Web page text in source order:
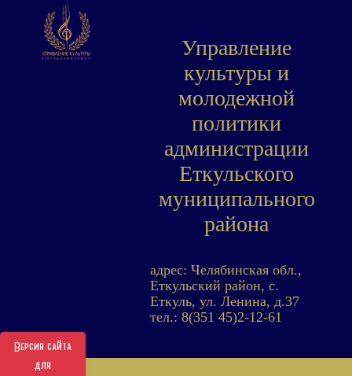
Версия сайта
для
Управление
культуры и
молодежной
политики
администрации
Еткульского
муниципального
района
адрес: Челябинская обл.,
Еткульский район, с.
Еткуль, ул. Ленина, д.37
тел.: 8(351 45)2-12-61